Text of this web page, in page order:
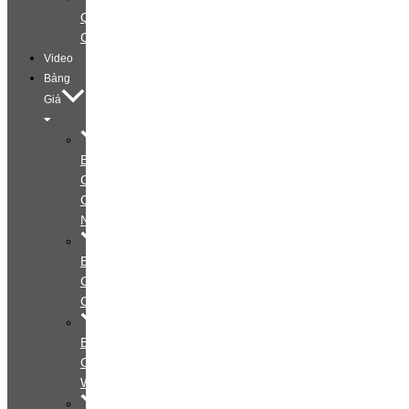
Quảng
Cáo
Video
Bảng
Giá
Bảng
Giá
Cá
Nhân
Bảng
Giá
Couple
Bảng
Giá
Wedding